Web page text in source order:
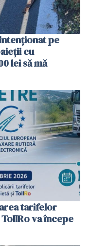
pe
cu
lei să mă
tarifelor
va începe